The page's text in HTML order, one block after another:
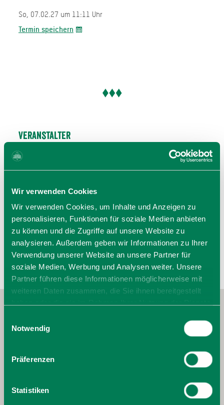
Wir verwenden Cookies
Wir verwenden Cookies, um Inhalte und Anzeigen zu
personalisieren, Funktionen für soziale Medien anbieten
zu können und die Zugriffe auf unsere Website zu
analysieren. Außerdem geben wir Informationen zu Ihrer
Verwendung unserer Website an unsere Partner für
soziale Medien, Werbung und Analysen weiter. Unsere
Partner führen diese Informationen möglicherweise mit
weiteren Daten zusammen, die Sie ihnen bereitgestellt
Cookies, wenn Sie unsere Webseite weiterhin nutzen.
Notwendig
Präferenzen
Statistiken
So, 07.02.27 um 11:11 Uhr
Termin speichern
Veranstalter
Crachia Hausham
83734 Hausham
zur Website
E-Mail verfassen